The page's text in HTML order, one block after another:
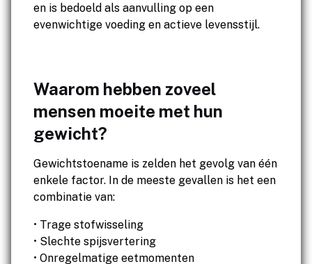
en is bedoeld als aanvulling op een
evenwichtige voeding en actieve levensstijl.
Waarom hebben zoveel
mensen moeite met hun
gewicht?
Gewichtstoename is zelden het gevolg van één
enkele factor. In de meeste gevallen is het een
combinatie van:
• Trage stofwisseling
• Slechte spijsvertering
• Onregelmatige eetmomenten